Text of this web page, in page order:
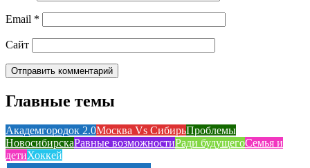
Email *
Сайт
Главные темы
Академгородок 2.0Москва Vs СибирьПроблемы
НовосибирскаРавные возможностиРади будущегоСемья и
детиХоккей